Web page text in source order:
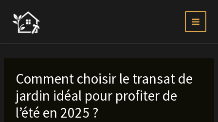
contenu
Comment choisir le transat de
jardin idéal pour profiter de
l’été en 2025 ?